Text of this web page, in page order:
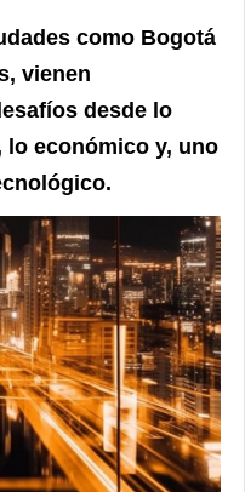
como Bogotá
vienen
desde lo
económico y, uno